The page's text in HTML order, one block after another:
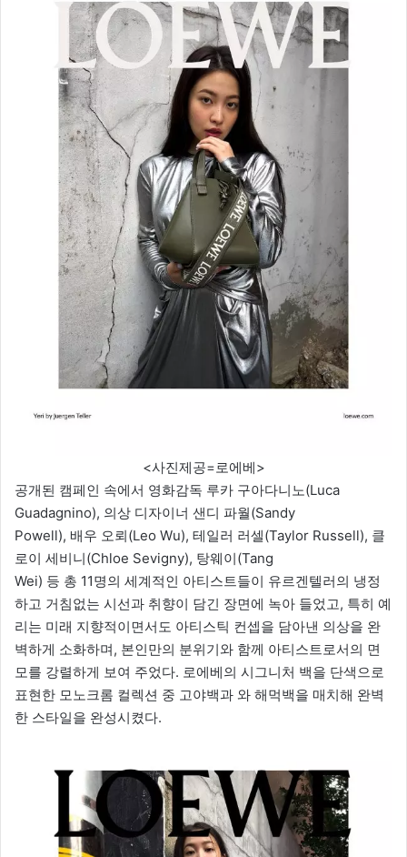
<사진제공=로에베>
공개된 캠페인 속에서 영화감독 루카 구아다니노(Luca
Guadagnino), 의상 디자이너 샌디 파월(Sandy
Powell), 배우 오뢰(Leo Wu), 테일러 러셀(Taylor Russell), 클
로이 세비니(Chloe Sevigny), 탕웨이(Tang
Wei) 등 총 11명의 세계적인 아티스트들이 유르겐텔러의 냉정
하고 거침없는 시선과 취향이 담긴 장면에 녹아 들었고, 특히 예
리는 미래 지향적이면서도 아티스틱 컨셉을 담아낸 의상을 완
벽하게 소화하며, 본인만의 분위기와 함께 아티스트로서의 면
모를 강렬하게 보여 주었다. 로에베의 시그니처 백을 단색으로
표현한 모노크롬 컬렉션 중 고야백과 와 해먹백을 매치해 완벽
한 스타일을 완성시켰다.